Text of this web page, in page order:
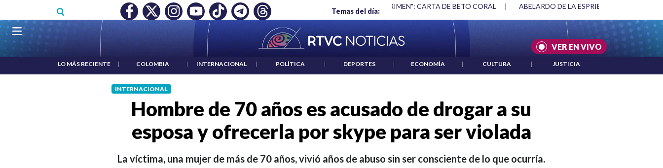
Temas del día:
MÍNIMO NO DESTRUYÓ EMPLEO: JP MORGAN | "HABLAR NO ES UN CRIMEN": CARTA DE BETO CORAL ABELARDO DE LA ESPRIELLA Y DMG | ACUERDOS ENTRE ESTADOS UNIDOS E
VER EN VIVO
Navegación principal
LO MÁS RECIENTE | COLOMBIA | INTERNACIONAL | POLÍTICA | DEPORTES | ECONOMÍA | CULTURA | JUSTICIA
INTERNACIONAL
Hombre de 70 años es acusado de drogar a su
esposa y ofrecerla por skype para ser violada
La víctima, una mujer de más de 70 años, vivió años de abuso sin ser consciente de lo que ocurría.